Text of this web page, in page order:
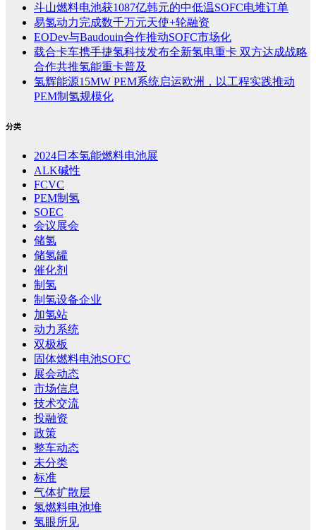
斗山燃料电池获1087亿韩元的中低温SOFC电堆订单
易氢动力完成数千万元天使+轮融资
EODev与Baudouin合作推动SOFC市场化
载合卡车携手捷氢科技发布全新氢电重卡 双方达成战略
合作共推氢能重卡普及
氢辉能源15MW PEM系统启运欧洲，以工程实践推动
PEM制氢规模化
分类
2024日本氢能燃料电池展
ALK碱性
FCVC
PEM制氢
SOEC
会议展会
储氢
储氢罐
催化剂
制氢
制氢设备企业
加氢站
动力系统
双极板
固体燃料电池SOFC
展会动态
市场信息
技术交流
投融资
政策
整车动态
未分类
标准
气体扩散层
氢燃料电池堆
氢眼所见